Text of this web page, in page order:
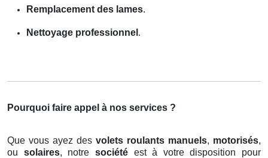
Remplacement des lames.
Nettoyage professionnel .
Pourquoi faire appel à nos services ?
Que vous ayez des volets roulants manuels, motorisés,
ou solaires, notre sociétéest à votre disposition pour